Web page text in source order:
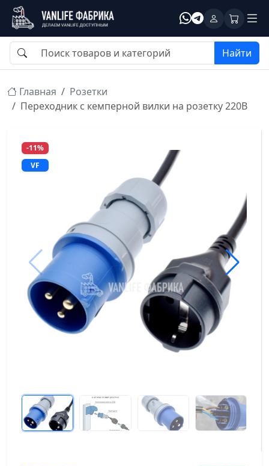
Найти
Главная
Розетки
Переходник с кемперной вилки на розетку 220В
-11%
VF